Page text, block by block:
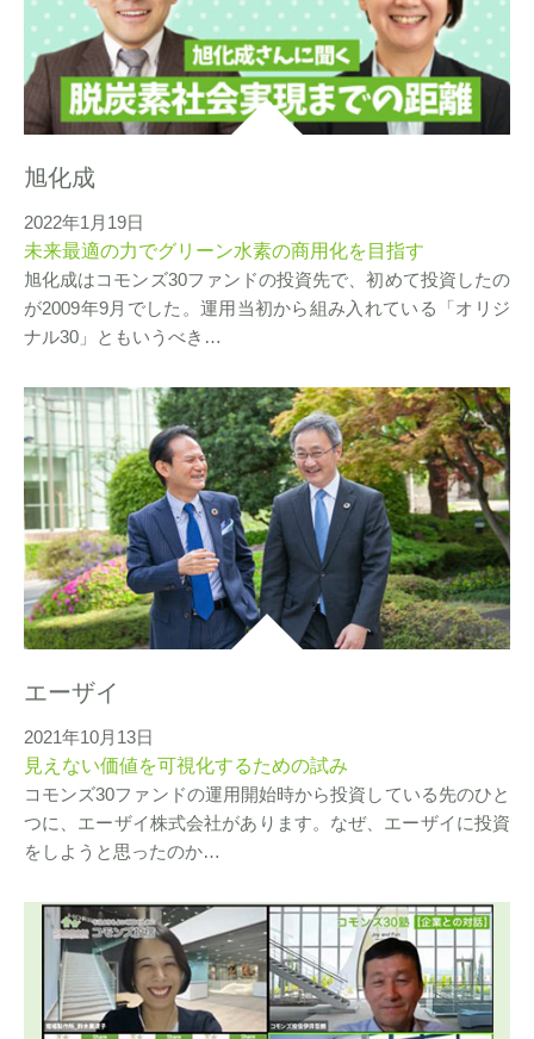
旭化成
2022年1月19日
未来最適の力でグリーン水素の商用化を目指す
旭化成はコモンズ30ファンドの投資先で、初めて投資したの
が2009年9月でした。運用当初から組み入れている「オリジ
ナル30」ともいうべき…
エーザイ
2021年10月13日
見えない価値を可視化するための試み
コモンズ30ファンドの運用開始時から投資している先のひと
つに、エーザイ株式会社があります。なぜ、エーザイに投資
をしようと思ったのか…